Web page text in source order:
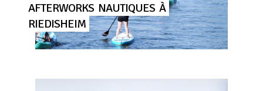
AFTERWORKS NAUTIQUES À
RIEDISHEIM